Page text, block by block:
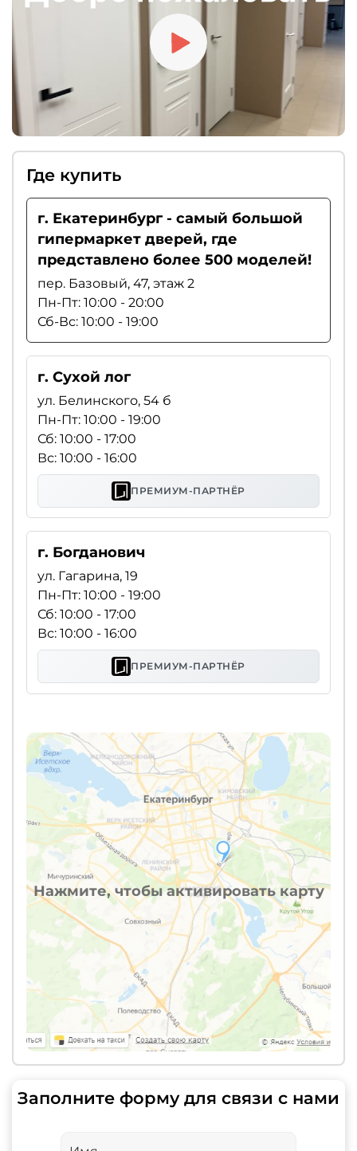
Нажмите, чтобы активировать карту
Где купить
г. Екатеринбург - самый большой
гипермаркет дверей, где
представлено более 500 моделей!
пер. Базовый, 47, этаж 2
Пн-Пт: 10:00 - 20:00
Сб-Вс: 10:00 - 19:00
г. Сухой лог
ул. Белинского, 54 б
Пн-Пт: 10:00 - 19:00
Сб: 10:00 - 17:00
Вс: 10:00 - 16:00
ПРЕМИУМ-ПАРТНЁР
г. Богданович
ул. Гагарина, 19
Пн-Пт: 10:00 - 19:00
Сб: 10:00 - 17:00
Вс: 10:00 - 16:00
ПРЕМИУМ-ПАРТНЁР
Заполните форму для связи с нами